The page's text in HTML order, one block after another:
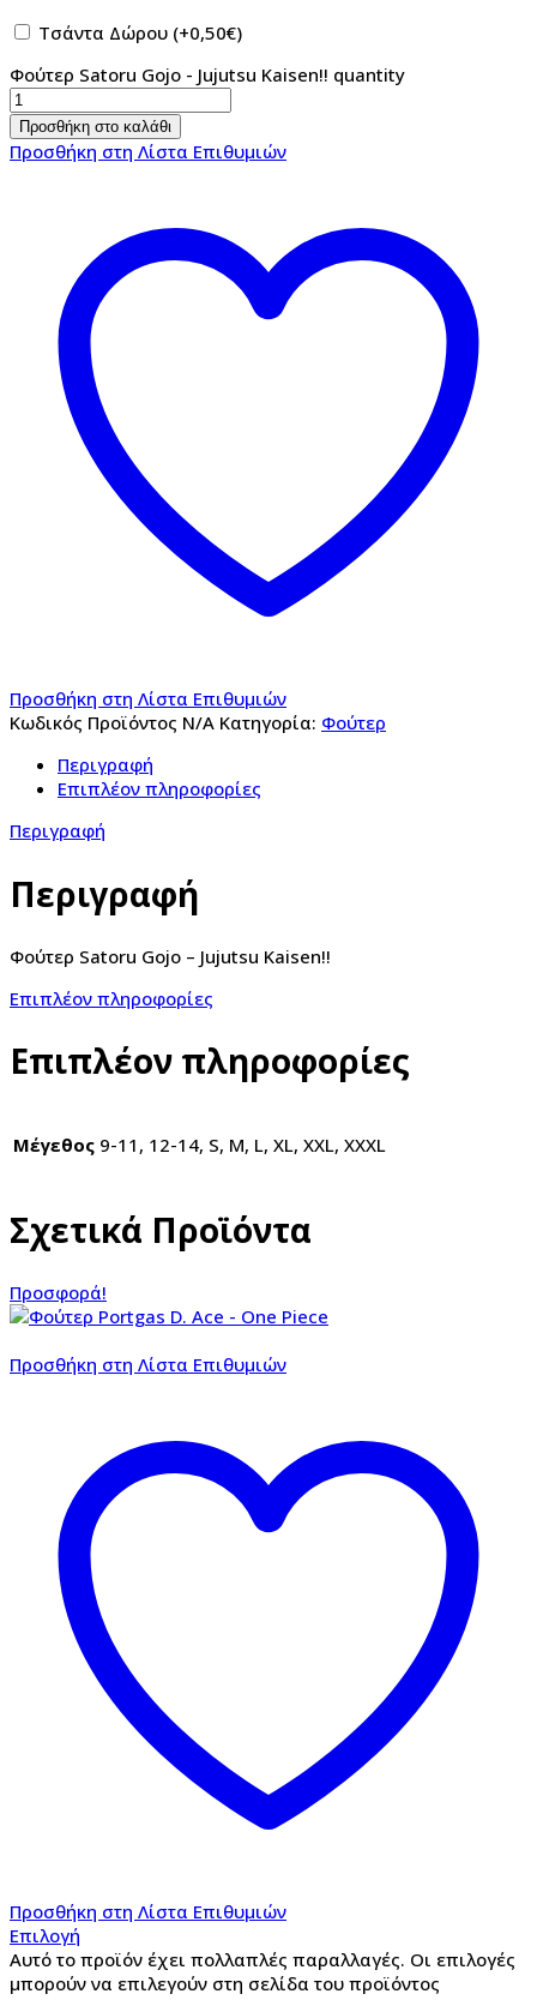
Τσάντα Δώρου (+0,50€)
Φούτερ Satoru Gojo - Jujutsu Kaisen!! quantity
Προσθήκη στο καλάθι
Προσθήκη στη Λίστα Επιθυμιών
Προσθήκη στη Λίστα Επιθυμιών
Κωδικός Προϊόντος N/A Κατηγορία: Φούτερ
Περιγραφή
Επιπλέον πληροφορίες
Περιγραφή
Περιγραφή
Φούτερ Satoru Gojo – Jujutsu Kaisen!!
Επιπλέον πληροφορίες
Επιπλέον πληροφορίες
Μέγεθος 9-11, 12-14, S, M, L, XL, XXL, XXXL
Σχετικά Προϊόντα
Προσφορά!
Προσθήκη στη Λίστα Επιθυμιών
Προσθήκη στη Λίστα Επιθυμιών
Επιλογή
Αυτό το προϊόν έχει πολλαπλές παραλλαγές. Οι επιλογές
μπορούν να επιλεγούν στη σελίδα του προϊόντος